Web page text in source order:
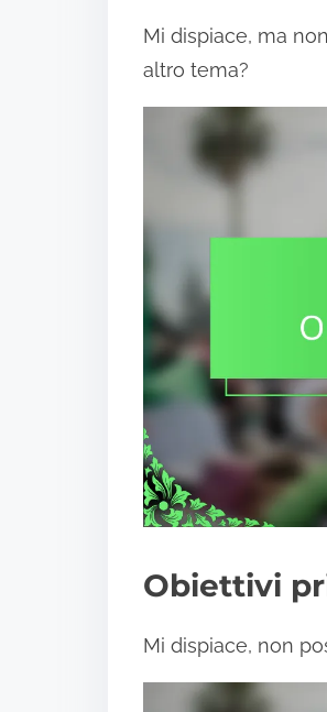
Mi dispiace, ma
altro tema?
Obiettivi
Mi dispiace, non